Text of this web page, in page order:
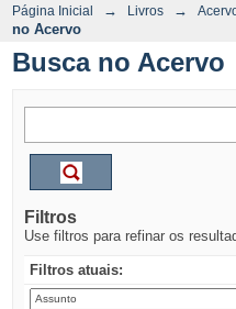
Página Inicial → Livros →
no Acervo
Busca no Acervo
Filtros
Use filtros para refinar os
Filtros atuais: